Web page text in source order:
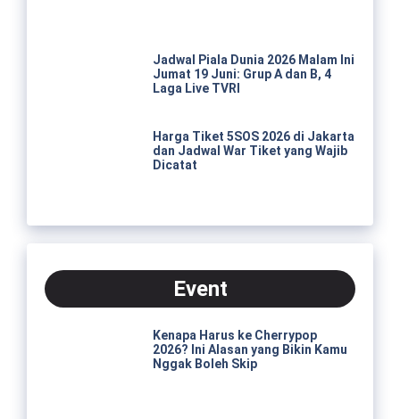
Jadwal Piala Dunia 2026 Malam Ini
Jumat 19 Juni: Grup A dan B, 4
Laga Live TVRI
Harga Tiket 5SOS 2026 di Jakarta
dan Jadwal War Tiket yang Wajib
Dicatat
Event
Kenapa Harus ke Cherrypop
2026? Ini Alasan yang Bikin Kamu
Nggak Boleh Skip